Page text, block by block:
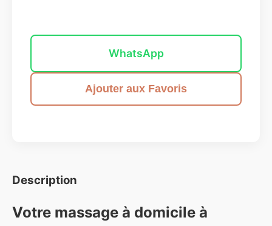
WhatsApp
Ajouter aux Favoris
Description
Votre massage à domicile à